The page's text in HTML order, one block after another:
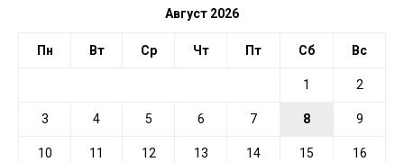
Август 2026
Пн Вт Ср Чт Пт Сб Вс
1 2
3 4 5 6 7 8 9
10 11 12 13 14 15 16